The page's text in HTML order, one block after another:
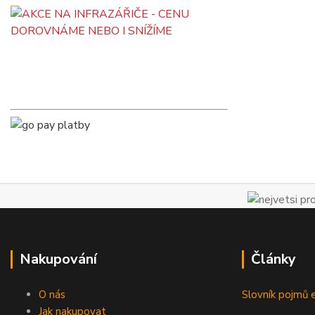
Nakupování
O nás
Jak nakupovat
Články
Slovník pojmů